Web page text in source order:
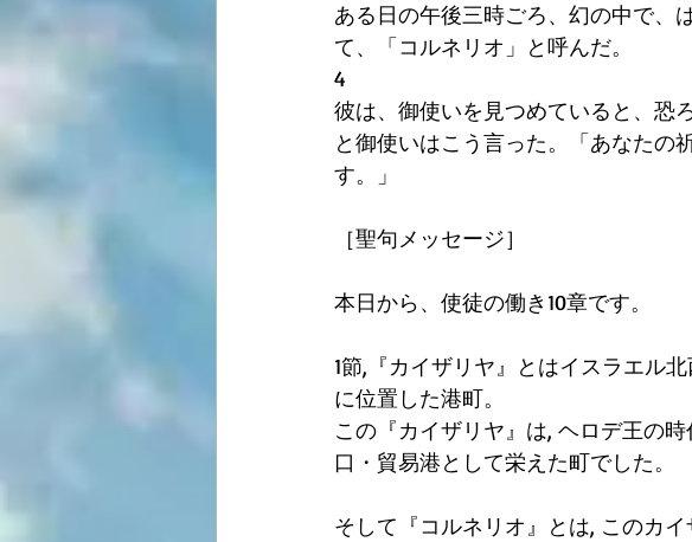
ある日の午後三時ごろ、幻の中で、
て、「コルネリオ」と呼んだ。
4
彼は、御使いを見つめていると、恐
と御使いはこう言った。「あなたの
す。」
［聖句メッセージ］
本日から、使徒の働き10章です。
1節,『カイザリヤ』とはイスラエル
に位置した港町。
この『カイザリヤ』は, ヘロデ王の
口・貿易港として栄えた町でした。
そして『コルネリオ』とは, このカ